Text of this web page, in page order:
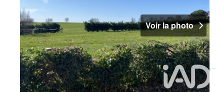
Voir la photo